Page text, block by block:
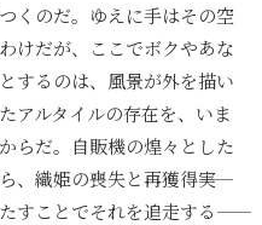
くのだ。ゆえに手はその空
けだが、ここでボクやあな
するのは、風景が外を描い
アルタイルの存在を、いま
らだ。自販機の煌々とした
織姫の喪失と再獲得――実
ことでそれを追走する――